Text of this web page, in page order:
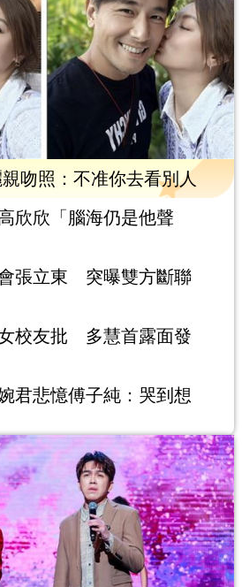
吻照：不准你去看別人
欣欣「腦海仍是他聲
張立東 突曝雙方斷聯
校友批 多慧首露面發
君悲憶傅子純：哭到想